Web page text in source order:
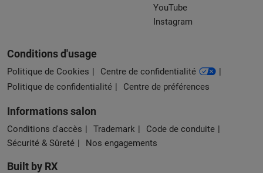
YouTube
Instagram
Conditions d'usage
Politique de Cookies
Centre de confidentialité
Politique de confidentialité
Centre de préférences
Informations salon
Conditions d'accès Trademark
Code de conduite
Sécurité & Sûreté
Nos engagements
Built by RX